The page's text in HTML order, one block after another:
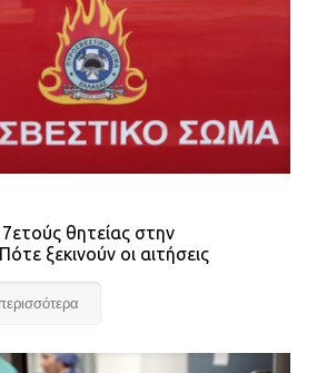
θητείας στην
ξεκινούν οι αιτήσεις